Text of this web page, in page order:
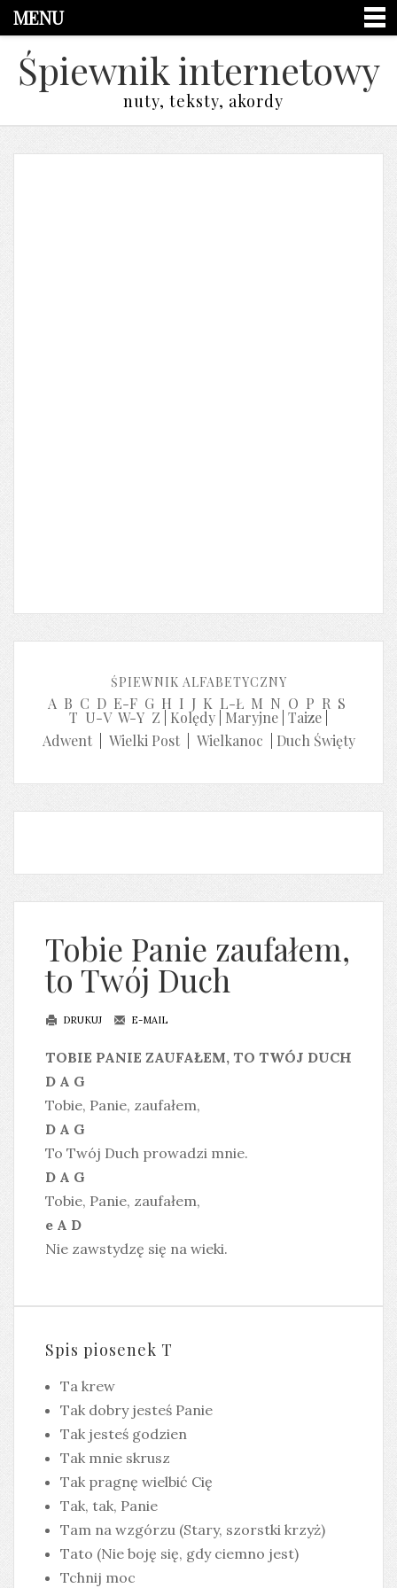
MENU
Śpiewnik internetowy
nuty, teksty, akordy
ŚPIEWNIK ALFABETYCZNY
A B C D E-F G H I J K L-Ł M N O P R S
T U-V W-Y Z Kolędy Maryjne Taize
Adwent| Wielki Post| Wielkanoc Duch Święty
Tobie Panie zaufałem,
to Twój Duch
DRUKUJ E-MAIL
TOBIE PANIE ZAUFAŁEM, TO TWÓJ DUCH
D A G
Tobie, Panie, zaufałem,
D A G
To Twój Duch prowadzi mnie.
D A G
Tobie, Panie, zaufałem,
e A D
Nie zawstydzę się na wieki.
Spis piosenek T
Ta krew
Tak dobry jesteś Panie
Tak jesteś godzien
Tak mnie skrusz
Tak pragnę wielbić Cię
Tak, tak, Panie
Tam na wzgórzu (Stary, szorstki krzyż)
Tato (Nie boję się, gdy ciemno jest)
Tchnij moc